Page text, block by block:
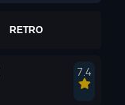
RETRO
7.4